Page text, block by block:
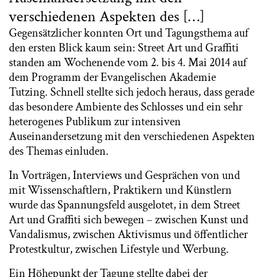
verschiedenen Aspekten des […]
Gegensätzlicher konnten Ort und Tagungsthema auf
den ersten Blick kaum sein: Street Art und Graffiti
standen am Wochenende vom 2. bis 4. Mai 2014 auf
dem Programm der Evangelischen Akademie
Tutzing. Schnell stellte sich jedoch heraus, dass gerade
das besondere Ambiente des Schlosses und ein sehr
heterogenes Publikum zur intensiven
Auseinandersetzung mit den verschiedenen Aspekten
des Themas einluden.
In Vorträgen, Interviews und Gesprächen von und
mit Wissenschaftlern, Praktikern und Künstlern
wurde das Spannungsfeld ausgelotet, in dem Street
Art und Graffiti sich bewegen – zwischen Kunst und
Vandalismus, zwischen Aktivismus und öffentlicher
Protestkultur, zwischen Lifestyle und Werbung.
Ein Höhepunkt der Tagung stellte dabei der